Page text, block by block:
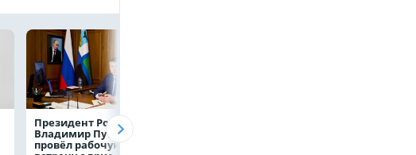
Президент России
Владимир Путин
провёл рабочую